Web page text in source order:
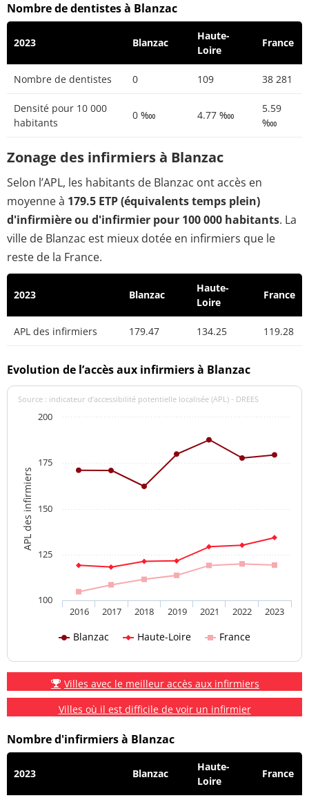
Nombre de dentistes à Blanzac
2023 Blanzac
Haute-
Loire
France
Nombre de dentistes 0 109 38 281
Densité pour 10 000
habitants
0 ‱ 4.77 ‱
5.59
‱
Zonage des infirmiers à Blanzac
Selon l’APL, les habitants de Blanzac ont accès en
moyenne à 179.5 ETP (équivalents temps plein)
d'infirmière ou d'infirmier pour 100 000 habitants. La
ville de Blanzac est mieux dotée en infirmiers que le
reste de la France.
2023 Blanzac
Haute-
Loire
France
APL des infirmiers 179.47 134.25 119.28
Evolution de l’accès aux infirmiers à Blanzac
APL des infirmiers
Source : indicateur d’accessibilité potentielle localisée (APL) - DREES
Blanzac Haute-Loire France
2016 2017 2018 2019 2021 2022 2023
100
125
150
175
200
Villes avec le meilleur accès aux infirmiers
Villes où il est difficile de voir un infirmier
Nombre d'infirmiers à Blanzac
2023 Blanzac
Haute-
Loire
France